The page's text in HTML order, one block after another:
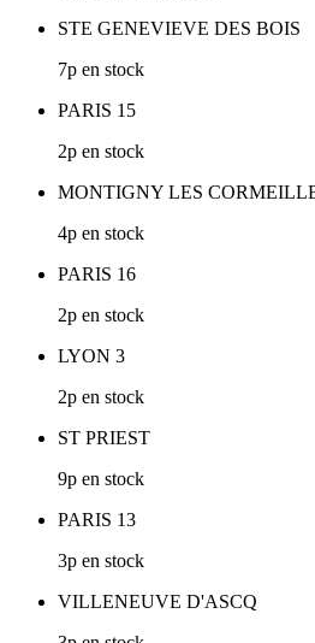
STE GENEVIEVE DES BOIS
7p en stock
PARIS 15
2p en stock
MONTIGNY LES
4p en stock
PARIS 16
2p en stock
LYON 3
2p en stock
ST PRIEST
9p en stock
PARIS 13
3p en stock
VILLENEUVE D'ASCQ